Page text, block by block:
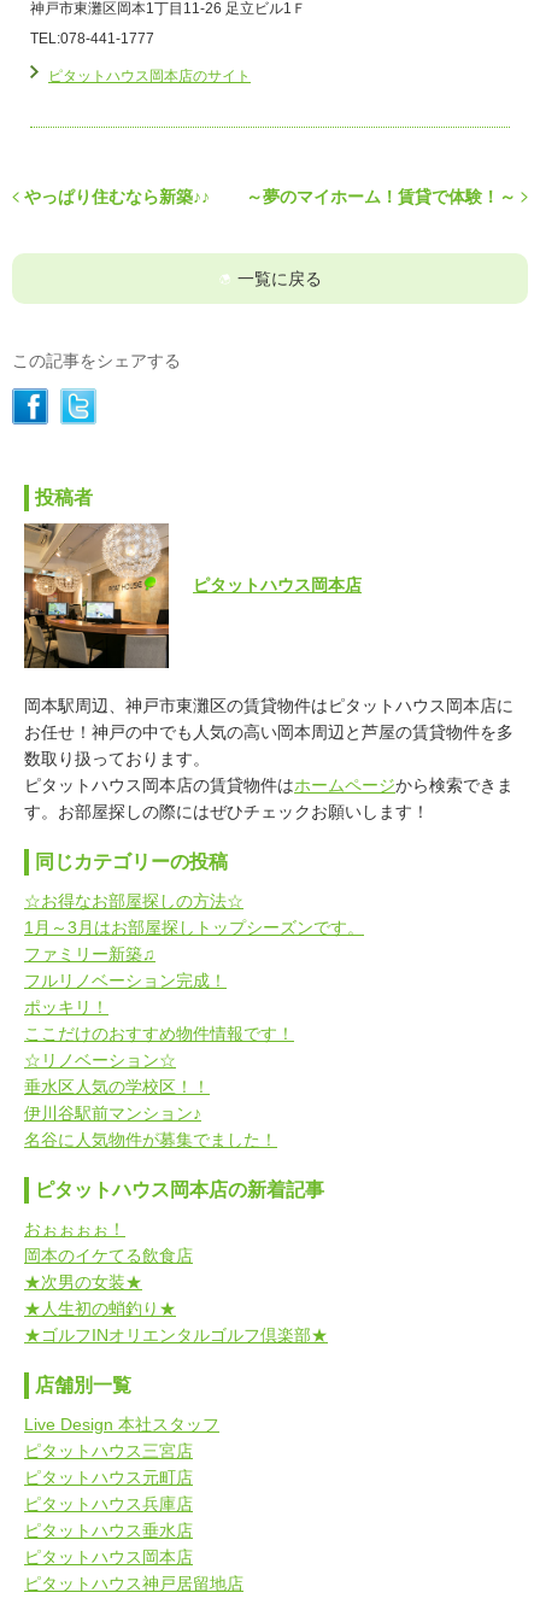
神戸市東灘区岡本1丁目11-26 足立ビル1Ｆ
TEL:078-441-1777
ピタットハウス岡本店のサイト
やっぱり住むなら新築♪♪ ～夢のマイホーム！賃貸で体験！～
一覧に戻る
この記事をシェアする
投稿者
ピタットハウス岡本店
岡本駅周辺、神戸市東灘区の賃貸物件はピタットハウス岡本店に
お任せ！神戸の中でも人気の高い岡本周辺と芦屋の賃貸物件を多
数取り扱っております。
ピタットハウス岡本店の賃貸物件はホームページから検索できま
す。お部屋探しの際にはぜひチェックお願いします！
同じカテゴリーの投稿
☆お得なお部屋探しの方法☆
1月～3月はお部屋探しトップシーズンです。
ファミリー新築♫
フルリノベーション完成！
ポッキリ！
ここだけのおすすめ物件情報です！
☆リノベーション☆
垂水区人気の学校区！！
伊川谷駅前マンション♪
名谷に人気物件が募集でました！
ピタットハウス岡本店の新着記事
おぉぉぉぉ！
岡本のイケてる飲食店
★次男の女装★
★人生初の蛸釣り★
★ゴルフINオリエンタルゴルフ倶楽部★
店舗別一覧
Live Design 本社スタッフ
ピタットハウス三宮店
ピタットハウス元町店
ピタットハウス兵庫店
ピタットハウス垂水店
ピタットハウス岡本店
ピタットハウス神戸居留地店